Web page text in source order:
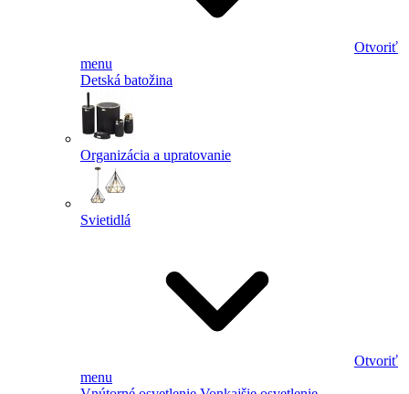
Otvoriť
menu
Detská batožina
Organizácia a upratovanie
Svietidlá
Otvoriť
menu